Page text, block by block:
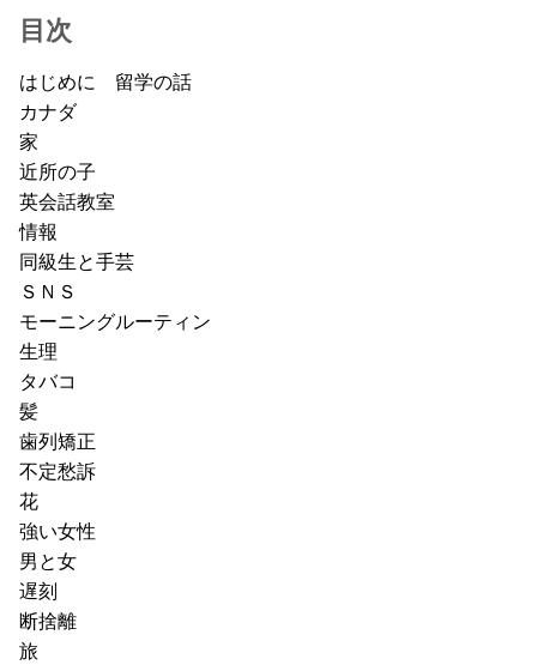
目次
はじめに 留学の話
カナダ
家
近所の子
英会話教室
情報
同級生と手芸
ＳＮＳ
モーニングルーティン
生理
タバコ
髪
歯列矯正
不定愁訴
花
強い女性
男と女
遅刻
断捨離
旅